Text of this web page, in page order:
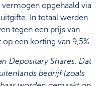
vermogen opgehaald via
In totaal werden
tegen een prijs van
een korting van 9,5%.
Depositary Shares. Dat
bedrijf (zoals